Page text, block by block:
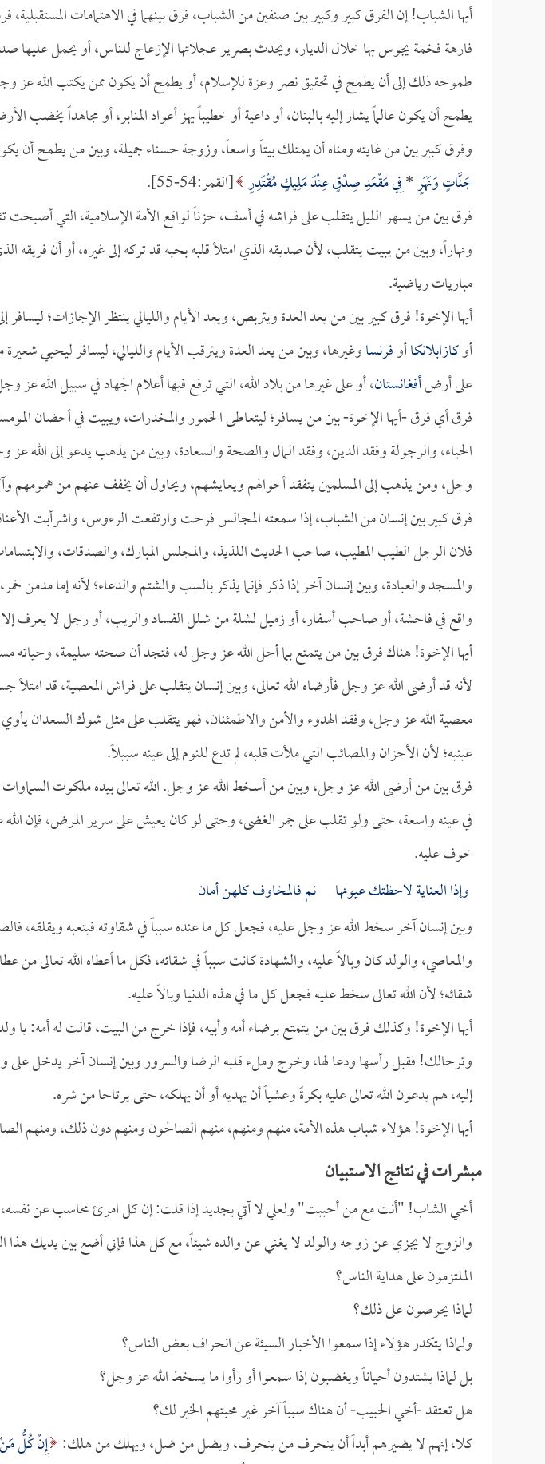
أيها الشباب! إن الفرق كبير وكبير بين صنفين من الشباب، فرق بينهما في الاهتمامات
فارهة فخمة يجوس بها خلال الديار، ويحدث بصرير عجلاتها الإزعاج للناس، أو يحمل عليها
طموحه ذلك إلى أن يطمح في تحقيق نصر وعزة للإسلام، أو يطمح أن يكون ممن يكتب الله عز
يطمح أن يكون عالماً يشار إليه بالبنان، أو داعية أو خطيباً يهز أعواد المنابر، أو مجاهداً يخضب
وفرق كبير بين من غايته ومناه أن يمتلك بيتاً واسعاً، وزوجة حسناء جميلة، وبين من يطمح أن
جَنَّاتٍ وَنَهَرٍ*فِي مَقْعَدِ صِدْقٍ عِنْدَ مَلِيكٍ مُقْتَدِرٍ [القمر:54-55].
فرق بين من يسهر الليل يتقلب على فراشه في أسف، حزناً لواقع الأمة الإسلامية، التي أصبحت
ونهاراً، وبين من يبيت يتقلب، لأن صديقه الذي امتلأ قلبه بحبه قد تركه إلى غيره، أو أن فريقه
مباريات رياضية.
أيها الإخوة! فرق كبير بين من يعد العدة ويتربص، ويعد الأيام والليالي ينتظر الإجازات؛ ليسافر
أوكازابلانكاأوفرنساوغيرها، وبين من يعد العدة ويترقب الأيام والليالي، ليسافر ليحيي شعيرة
على أرضأفغانستان، أو على غيرها من بلاد الله، التي ترفع فيها أعلام الجهاد في سبيل الله عز
فرق أي فرق -أيها الإخوة- بين من يسافر؛ ليتعاطى الخمور والمخدرات، ويبيت في أحضان
الحياء، والرجولة وفقد الدين، وفقد المال والصحة والسعادة، وبين من يذهب يدعو إلى الله
وجل، ومن يذهب إلى المسلمين يتفقد أحوالهم ويعايشهم، ويحاول أن يخفف عنهم من همومهم
فرق كبير بين إنسان من الشباب، إذا سمعته المجالس فرحت وارتفعت الرءوس، واشرأبت
فلان الرجل الطيب المطيب، صاحب الحديث اللذيذ، والمجلس المبارك، والصدقات،
والمسجد والعبادة، وبين إنسان آخر إذا ذكر فإنما يذكر بالسب والشتم والدعاء؛ لأنه إما مدمن
واقع في فاحشة، أو صاحب أسفار، أو زميل لشلة من شلل الفساد والريب، أو رجل لا يعرف إلا
أيها الإخوة! هناك فرق بين من يتمتع بما أحل الله عز وجل له، فتجد أن صحته سليمة، وحياته
لأنه قد أرضى الله عز وجل فأرضاه الله تعالى، وبين إنسان يتقلب على فراش المعصية، قد
معصية الله عز وجل، وفقد الهدوء والأمن والاطمئنان، فهو يتقلب على مثل شوك السعدان يأوي
عينيه؛ لأن الأحزان والمصائب التي ملأت قلبه، لم تدع للنوم إلى عينه سبيلاً.
فرق بين من أرضى الله عز وجل، وبين من أسخط الله عز وجل. الله تعالى بيده ملكوت
في عينه واسعة، حتى ولو تقلب على جمر الغضى، وحتى لو كان يعيش على سرير المرض، فإن
خوف عليه.
وإذا العناية لاحظتك عيونها نم فالمخاوف كلهن أمان
وبين إنسان آخر سخط الله عز وجل عليه، فجعل كل ما عنده سبباً في شقاوته فيتعبه ويقلقه،
والمعاصي، والولد كان وبالاً عليه، والشهادة كانت سبباً في شقائه، فكل ما أعطاه الله تعالى من
شقائه؛ لأن الله تعالى سخط عليه فجعل كل ما في هذه الدنيا وبالاً عليه.
أيها الإخوة! وكذلك فرق بين من يتمتع برضاء أمه وأبيه، فإذا خرج من البيت، قالت له أمه:
وترحالك! فقبل رأسها ودعا لها، وخرج وملء قلبه الرضا والسرور وبين إنسان آخر يدخل على
إليه، هم يدعون الله تعالى عليه بكرةً وعشياً أن يهديه أو أن يهلكه، حتى يرتاحا من شره.
أيها الإخوة! هؤلاء شباب هذه الأمة، منهم ومنهم، منهم الصالحون ومنهم دون ذلك، ومنهم
مبشرات في نتائج الاستبيان
أخي الشاب! "أنت مع من أحببت" ولعلي لا آتي بجديد إذا قلت: إن كل امرئ محاسب عن
والزوج لا يجزي عن زوجه والولد لا يغني عن والده شيئاً، مع كل هذا فإني أضع بين يديك هذا
الملتزمون على هداية الناس؟
لماذا يحرصون على ذلك؟
ولماذا يتكدر هؤلاء إذا سمعوا الأخبار السيئة عن انحراف بعض الناس؟
بل لماذا يشتدون أحياناً ويغضبون إذا سمعوا أو رأوا ما يسخط الله عز وجل؟
هل تعتقد -أخي الحبيب- أن هناك سبباً آخر غير محبتهم الخير لك؟
كلا، إنهم لا يضيرهم أبداً أن ينحرف من ينحرف، ويضل من ضل، ويهلك من هلك: إِنْ كُلُّ